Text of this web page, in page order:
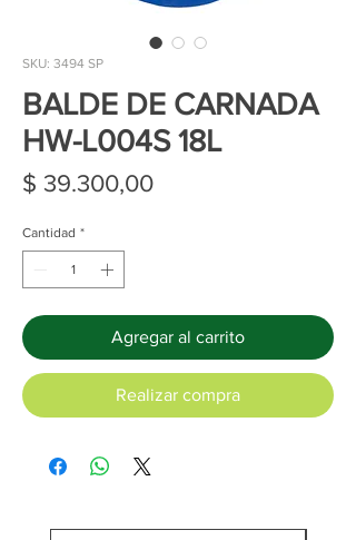
SKU: 3494 SP
BALDE DE CARNADA
HW-L004S 18L
$ 39.300,00Precio
Cantidad *
Agregar al carrito
Realizar compra